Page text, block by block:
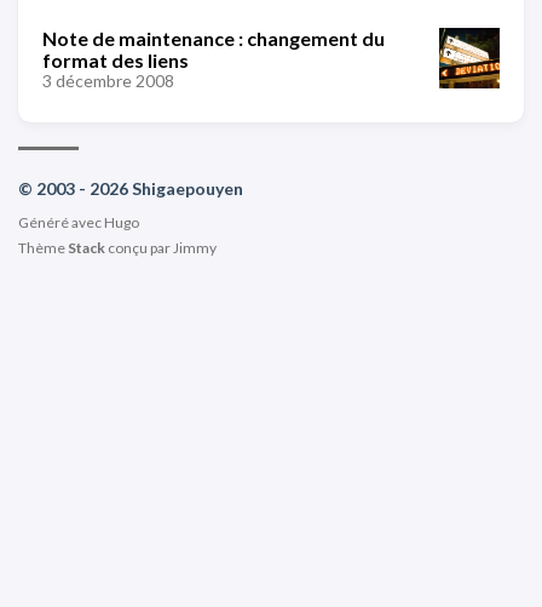
Note de maintenance : changement du
format des liens
3 décembre 2008
© 2003 - 2026 Shigaepouyen
Généré avec Hugo
Thème Stack conçu par Jimmy